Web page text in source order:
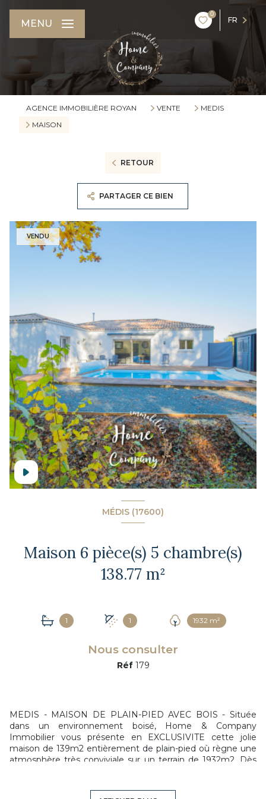
0
FR
MENU
AGENCE IMMOBILIÈRE ROYAN VENTE
MEDIS
MAISON
RETOUR
PARTAGER CE BIEN
VENDU
MÉDIS (17600)
Maison 6 pièce(s) 5 chambre(s)
138.77 m²
1 1 1932 m²
Nous consulter
Réf 179
MEDIS - MAISON DE PLAIN-PIED AVEC BOIS - Située
dans un environnement boisé, Home & Company
Immobilier vous présente en EXCLUSIVITE cette jolie
maison de 139m2 entièrement de plain-pied où règne une
atmosphère très conviviale sur un terrain de 1932m2. Dès
équipée. Ce vaste séjour offrant une magnifique vue sur la